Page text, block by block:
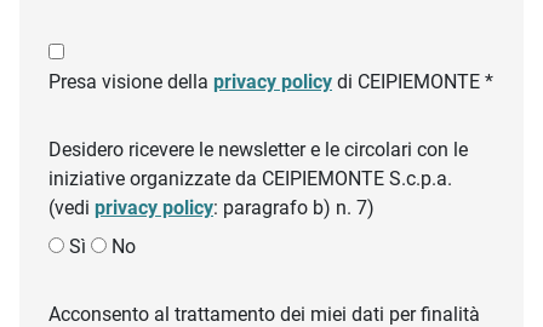
Presa visione della privacy policy di CEIPIEMONTE *
Desidero ricevere le newsletter e le circolari con le
iniziative organizzate da CEIPIEMONTE S.c.p.a.
(vedi privacy policy: paragrafo b) n. 7)
Sì
No
Acconsento al trattamento dei miei dati per finalità